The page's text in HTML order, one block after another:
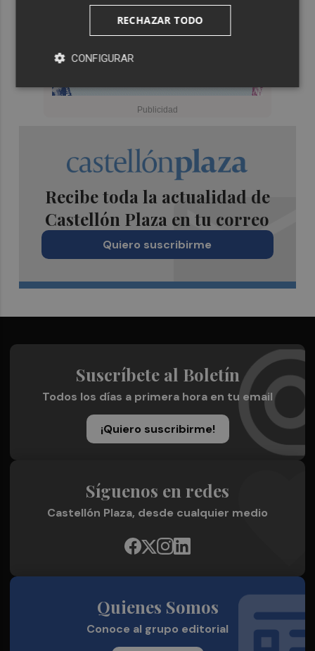
Recibe toda la actualidad de
Castellón Plaza en tu correo
Quiero suscribirme
Suscríbete al Boletín
Todos los días a primera hora en tu email
¡Quiero suscribirme!
Síguenos en redes
Castellón Plaza, desde cualquier medio
Quienes Somos
Conoce al grupo editorial
RECHAZAR TODO
CONFIGURAR